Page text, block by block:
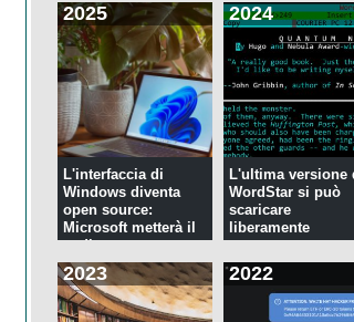
2025
L'interfaccia di
Windows diventa
open source:
Microsoft metterà il
codi...
2024
L'ultima versione
WordStar si può
scaricare
liberamente
2023 2022